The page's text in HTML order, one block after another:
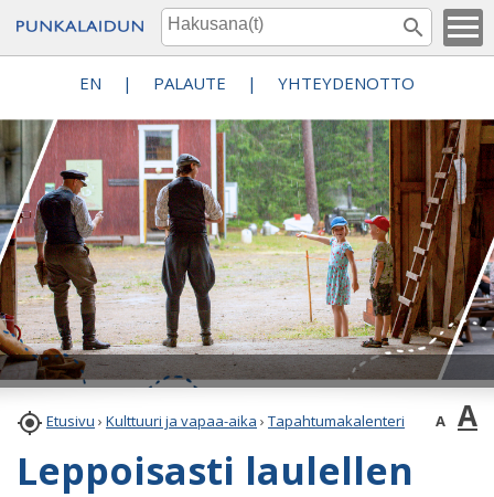
EN | PALAUTE | YHTEYDENOTTO
 Etusivu › Kulttuuri ja vapaa-aika › Tapahtumakalenteri A A
Leppoisasti laulellen